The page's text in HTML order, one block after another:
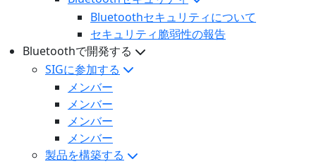
Bluetoothセキュリティについて
セキュリティ脆弱性の報告
Bluetoothで開発する
SIGに参加する
メンバー
メンバー
メンバー
メンバー
製品を構築する